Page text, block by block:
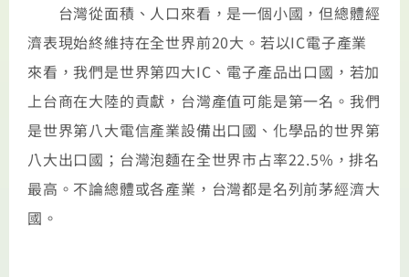
台灣從面積、人口來看，是一個小國，但總體經
濟表現始終維持在全世界前20大。若以IC電子產業
來看，我們是世界第四大IC、電子產品出口國，若加
上台商在大陸的貢獻，台灣產值可能是第一名。我們
是世界第八大電信產業設備出口國、化學品的世界第
八大出口國；台灣泡麵在全世界市占率22.5%，排名
最高。不論總體或各產業，台灣都是名列前茅經濟大
國。